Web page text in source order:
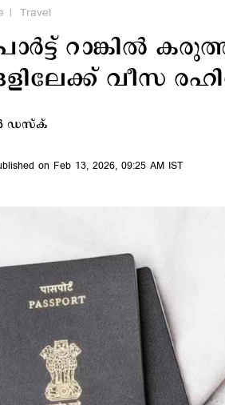
Travel
റാങ്കില്‍
വീസ
ഡസ്ക്
on Feb 13, 2026, 09:25 AM IST